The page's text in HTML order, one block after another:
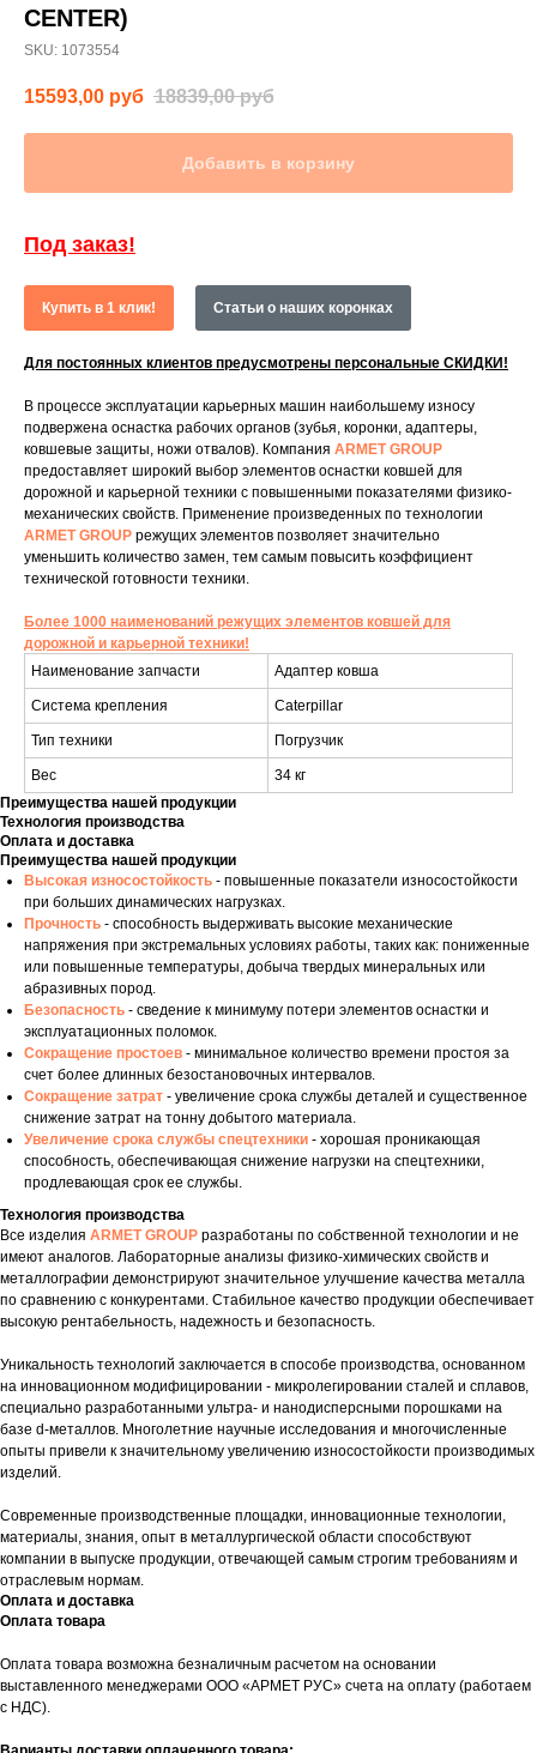
CENTER)
SKU: 1073554
15593,00 руб 18839,00 руб
Добавить в корзину
Под заказ!
Купить в 1 клик! Статьи о наших коронках
Для постоянных клиентов предусмотрены персональные СКИДКИ!
В процессе эксплуатации карьерных машин наибольшему износу
подвержена оснастка рабочих органов (зубья, коронки, адаптеры,
ковшевые защиты, ножи отвалов). Компания ARMET GROUP
предоставляет широкий выбор элементов оснастки ковшей для
дорожной и карьерной техники с повышенными показателями физико-
механических свойств. Применение произведенных по технологии
ARMET GROUP режущих элементов позволяет значительно
уменьшить количество замен, тем самым повысить коэффициент
технической готовности техники.
Более 1000 наименований режущих элементов ковшей для
дорожной и карьерной техники!
Наименование запчасти
Адаптер ковша
Система крепления Caterpillar
Тип техники Погрузчик
Вес
34 кг
Преимущества нашей продукции
Технология производства
Оплата и доставка
Преимущества нашей продукции
Высокая износостойкость - повышенные показатели износостойкости
при больших динамических нагрузках.
Прочность - способность выдерживать высокие механические
напряжения при экстремальных условиях работы, таких как: пониженные
или повышенные температуры, добыча твердых минеральных или
абразивных пород.
Безопасность - сведение к минимуму потери элементов оснастки и
эксплуатационных поломок.
Сокращение простоев - минимальное количество времени простоя за
счет более длинных безостановочных интервалов.
Сокращение затрат - увеличение срока службы деталей и существенное
снижение затрат на тонну добытого материала.
Увеличение срока службы спецтехники - хорошая проникающая
способность, обеспечивающая снижение нагрузки на спецтехники,
продлевающая срок ее службы.
Технология производства
Все изделия ARMET GROUP разработаны по собственной технологии и не
имеют аналогов. Лабораторные анализы физико-химических свойств и
металлографии демонстрируют значительное улучшение качества металла
по сравнению с конкурентами. Стабильное качество продукции обеспечивает
высокую рентабельность, надежность и безопасность.
Уникальность технологий заключается в способе производства, основанном
на инновационном модифицировании - микролегировании сталей и сплавов,
специально разработанными ультра- и нанодисперсными порошками на
базе d-металлов. Многолетние научные исследования и многочисленные
опыты привели к значительному увеличению износостойкости производимых
изделий.
Современные производственные площадки, инновационные технологии,
материалы, знания, опыт в металлургической области способствуют
компании в выпуске продукции, отвечающей самым строгим требованиям и
отраслевым нормам.
Оплата и доставка
Оплата товара
Оплата товара возможна безналичным расчетом на основании
выставленного менеджерами ООО «АРМЕТ РУС» счета на оплату (работаем
с НДС).